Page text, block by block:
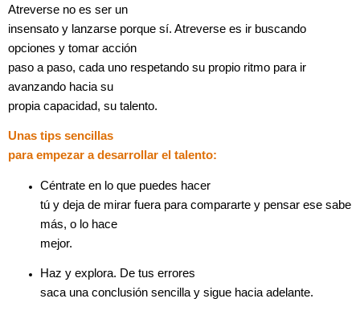
Atreverse no es ser un
insensato y lanzarse porque sí. Atreverse es ir buscando
opciones y tomar acción
paso a paso, cada uno respetando su propio ritmo para ir
avanzando hacia su
propia capacidad, su talento.
Unas tips sencillas
para empezar a desarrollar el talento:
Céntrate en lo que puedes hacer
tú y deja de mirar fuera para compararte y pensar ese sabe
más, o lo hace
mejor.
Haz y explora. De tus errores
saca una conclusión sencilla y sigue hacia adelante.